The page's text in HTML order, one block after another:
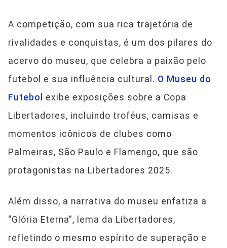
A competição, com sua rica trajetória de
rivalidades e conquistas, é um dos pilares do
acervo do museu, que celebra a paixão pelo
futebol e sua influência cultural. O Museu do
Futebol
exibe exposições sobre a Copa
Libertadores, incluindo troféus, camisas e
momentos icônicos de clubes como
Palmeiras, São Paulo e Flamengo, que são
protagonistas na Libertadores 2025.
Além disso, a narrativa do museu enfatiza a
“Glória Eterna”, lema da Libertadores,
refletindo o mesmo espírito de superação e